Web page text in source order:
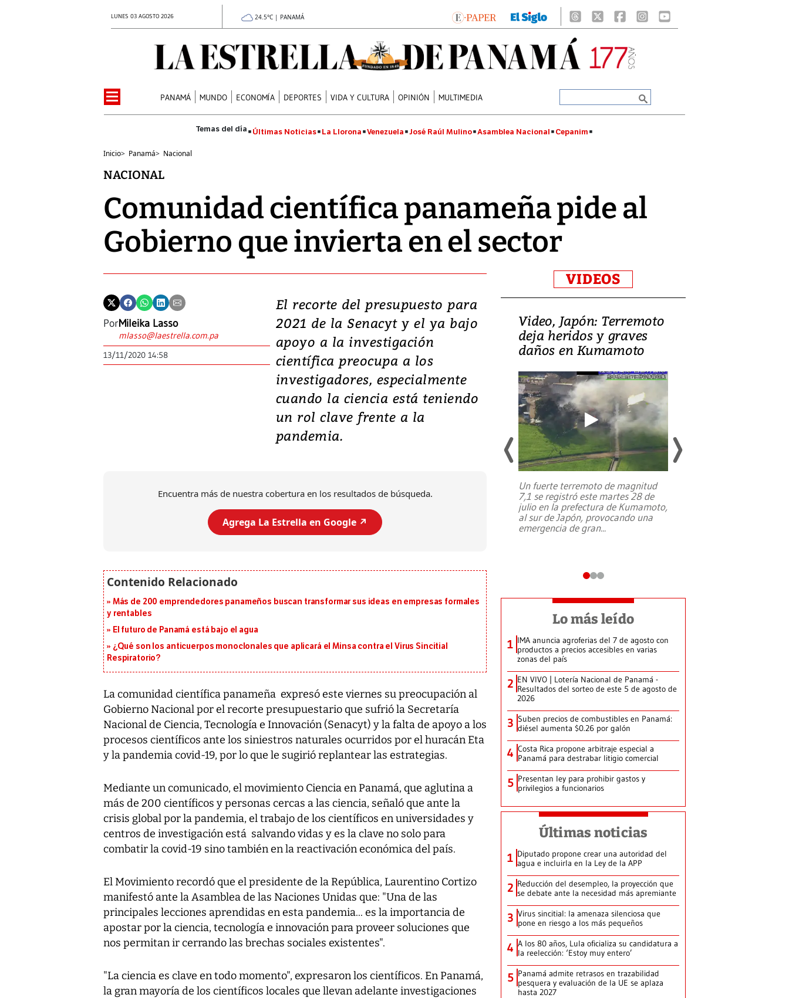
LUNES 03 AGOSTO 2026 24.5°C | PANAMÁ
PANAMÁ MUNDO ECONOMÍA DEPORTES VIDA Y CULTURA OPINIÓN MULTIMEDIA
Últimas Noticias La Llorona Venezuela José Raúl Mulino Asamblea Nacional Cepanim
Inicio> Panamá> Nacional
NACIONAL
Comunidad científica panameña pide al
Gobierno que invierta en el sector
PorMileika Lasso
mlasso@laestrella.com.pa
13/11/2020 14:58
El recorte del presupuesto para
2021 de la Senacyt y el ya bajo
apoyo a la investigación
científica preocupa a los
investigadores, especialmente
cuando la ciencia está teniendo
un rol clave frente a la
pandemia.
Encuentra más de nuestra cobertura en los resultados de búsqueda.
Agrega La Estrella en Google ↗️
Más de 200 emprendedores panameños buscan transformar sus ideas en empresas formales
y rentables
El futuro de Panamá está bajo el agua
¿Qué son los anticuerpos monoclonales que aplicará el Minsa contra el Virus Sincitial
Respiratorio?
La comunidad científica panameña expresó este viernes su preocupación al
Gobierno Nacional por el recorte presupuestario que sufrió la Secretaría
Nacional de Ciencia, Tecnología e Innovación (Senacyt) y la falta de apoyo a los
procesos científicos ante los siniestros naturales ocurridos por el huracán Eta
y la pandemia covid-19, por lo que le sugirió replantear las estrategias.
Mediante un comunicado, el movimiento Ciencia en Panamá, que aglutina a
más de 200 científicos y personas cercas a las ciencia, señaló que ante la
crisis global por la pandemia, el trabajo de los científicos en universidades y
centros de investigación está salvando vidas y es la clave no solo para
combatir la covid-19 sino también en la reactivación económica del país.
El Movimiento recordó que el presidente de la República, Laurentino Cortizo
manifestó ante la Asamblea de las Naciones Unidas que: "Una de las
principales lecciones aprendidas en esta pandemia... es la importancia de
apostar por la ciencia, tecnología e innovación para proveer soluciones que
nos permitan ir cerrando las brechas sociales existentes".
"La ciencia es clave en todo momento", expresaron los científicos. En Panamá,
la gran mayoría de los científicos locales que llevan adelante investigaciones
VIDEOS
Isidro Carbonell,
director de la Lotería:
‘Vamos a ser más
transparentes, tengan fe
El director de la Lotería Nacional de
Beneficencia habla de la lotería
clandestina, auditorías internas y su
plan para modernizar la institución
Video, Japón: Terremoto
deja heridos y graves
daños en Kumamoto
Un fuerte terremoto de magnitud
7,1 se registró este martes 28 de
julio en la prefectura de Kumamoto,
al sur de Japón, provocando una
emergencia de gran...
Lo más leído
1 IMA anuncia agroferias del 7 de agosto con
productos a precios accesibles en varias
zonas del país
2 EN VIVO | Lotería Nacional de Panamá -
Resultados del sorteo de este 5 de agosto de
2026
3 Suben precios de combustibles en Panamá:
diésel aumenta $0.26 por galón
4 Costa Rica propone arbitraje especial a
Panamá para destrabar litigio comercial
5 Presentan ley para prohibir gastos y
privilegios a funcionarios
Últimas noticias
1 Diputado propone crear una autoridad del
agua e incluirla en la Ley de la APP
2 Reducción del desempleo, la proyección que
se debate ante la necesidad más apremiante
3 Virus sincitial: la amenaza silenciosa que
pone en riesgo a los más pequeños
4 A los 80 años, Lula oficializa su candidatura a
la reelección: ‘Estoy muy entero’
5 Panamá admite retrasos en trazabilidad
pesquera y evaluación de la UE se aplaza
hasta 2027